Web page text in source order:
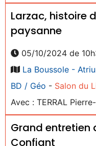
Larzac, histoire
paysanne
05/10/2024 de
La Boussole -
BD / Géo - Salon du
Avec : TERRAL
Grand entretien
Confiant